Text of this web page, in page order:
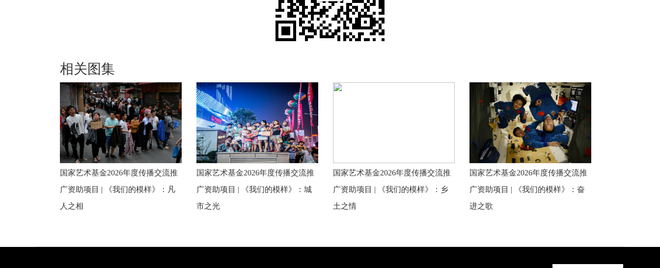
相关图集
国家艺术基金2026年度传播交流推
广资助项目 | 《我们的模样》：凡
人之相
国家艺术基金2026年度传播交流推
广资助项目 | 《我们的模样》：城
市之光
国家艺术基金2026年度传播交流推
广资助项目 | 《我们的模样》：乡
土之情
国家艺术基金2026年度传播交流推
广资助项目 | 《我们的模样》：奋
进之歌